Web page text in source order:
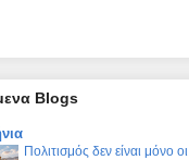
Blogs
Πολιτισμός δεν είναι μόνο